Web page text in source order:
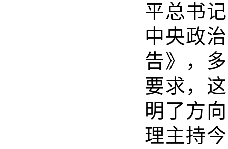
平总书
中央政
告》，
要求，
明了方
理主持